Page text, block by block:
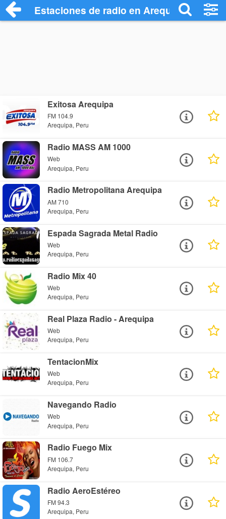
Estaciones de radio en Arequipa Radio
Exitosa Arequipa
FM 104.9
Arequipa, Peru
Radio MASS AM 1000
Web
Arequipa, Peru
Radio Metropolitana Arequipa
AM 710
Arequipa, Peru
Espada Sagrada Metal Radio
Web
Arequipa, Peru
Radio Mix 40
Web
Arequipa, Peru
Real Plaza Radio - Arequipa
Web
Arequipa, Peru
TentacionMix
Web
Arequipa, Peru
Navegando Radio
Web
Arequipa, Peru
Radio Fuego Mix
FM 106.7
Arequipa, Peru
Radio AeroEstéreo
FM 94.3
Arequipa, Peru